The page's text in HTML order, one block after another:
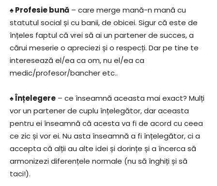
♠ Profesie bună – care merge mană-n mană cu
statutul social și cu banii, de obicei. Sigur că este de
înțeles faptul că vrei să ai un partener de succes, a
cărui meserie o apreciezi și o respecți. Dar pe tine te
interesează el/ea ca om, nu el/ea ca
medic/profesor/bancher etc..
♠ Înțelegere – ce înseamnă aceasta mai exact? Mulți
vor un partener de cuplu înțelegător, dar aceasta
pentru ei înseamnă că acesta va fi de acord cu ceea
ce zic și vor ei. Nu asta înseamnă a fi înțelegător, ci a
accepta că alții au alte idei și dorințe și a încerca să
armonizezi diferențele normale (nu să înghiți și să
taci!).